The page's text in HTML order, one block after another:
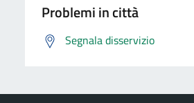
Problemi in città
Segnala disservizio